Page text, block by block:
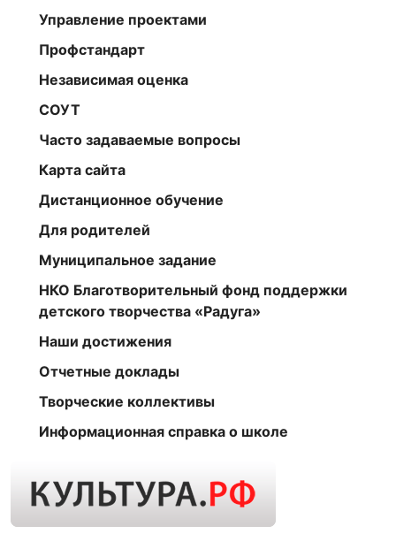
Управление проектами
Профстандарт
Независимая оценка
СОУТ
Часто задаваемые вопросы
Карта сайта
Дистанционное обучение
Для родителей
Муниципальное задание
НКО Благотворительный фонд поддержки
детского творчества «Радуга»
Наши достижения
Отчетные доклады
Творческие коллективы
Информационная справка о школе